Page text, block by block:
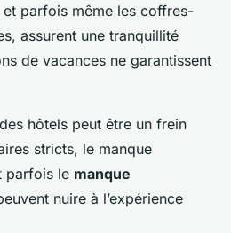
parfois même les coffres-
assurent une tranquillité
de vacances ne garantissent
hôtels peut être un frein
stricts, le manque
parfois le manque
nuire à l’expérience